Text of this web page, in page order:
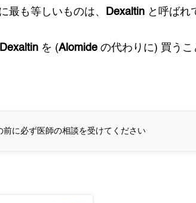
最も等しいものは、 Dexaltin と呼ばれ
Dexaltin を (Alomide の代わりに) 買うこ
前に必ず医師の相談を受けてください